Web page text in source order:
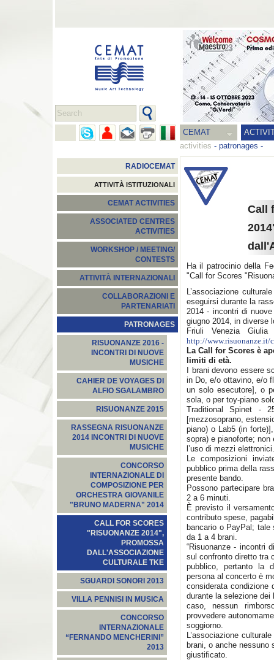
CEMAT
activities - patronages -
RADIOCEMAT
ATTIVITÀ ISTITUZIONALI
CEMAT ACTIVITIES
ASSOCIATED CENTRES
ACTIVITIES
WORKSHOP / MEETING/
CONTESTS
ATTIVITÀ INTERNAZIONALI
COLLABORAZIONI E
PARTENARIATI
PATRONAGES
RISUONANZE 2016 -
INCONTRI DI NUOVE
MUSICHE
CAHIER DE VOYAGES DI
ALFIO SGALAMBRO
RISUONANZE 2015
RASSEGNA RISUONANZE
2014 INCONTRI DI NUOVE
MUSICHE
CONCORSO
INTERNAZIONALE DI
COMPOSIZIONE PER
ORCHESTRA GIOVANILE
"BRUNO MADERNA" 2014
CALL FOR SCORES
"RISUONANZE 2014",
PROMOSSA
DALL'ASSOCIAZIONE
CULTURALE TKE
SGUARDI SONORI 2013
VILLA PENNISI IN MUSICA
CONCORSO
INTERNAZIONALE
“FERNANDO MENCHERINI”
2013
Call
Ha il patrocinio della
"Call for Scores
L’associazione
eseguirsi durante la
2014 - incontri di
giugno 2014, in diverse
Friuli Venezia
http://www.risuonanze.it/
La Call for Scores è
limiti di età.
I brani devono essere
in Do, e/o ottavino, e/o
un solo esecutore], o
sola, o per toy-piano
Traditional Spinet -
[mezzosoprano,
piano) o Lab5 (in
sopra) e pianoforte; non
l’uso di mezzi elettronici.
Le composizioni
pubblico prima della
presente bando.
Possono partecipare
2 a 6 minuti.
È previsto il
contributo spese,
bancario o PayPal;
da 1 a 4 brani.
“Risuonanze - incontri
sul confronto diretto tra
pubblico, pertanto la
persona al concerto è
considerata condizione
durante la selezione dei
caso, nessun
provvedere
soggiorno.
L’associazione
brani, o anche nessuno
giustificato.